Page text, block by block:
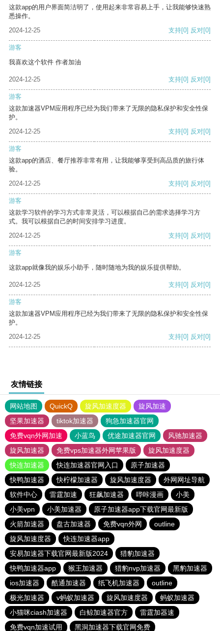
这款app的用户界面简洁明了，使用起来非常容易上手，让我能够快速熟
悉操作。
2024-12-25
支持[0] 反对[0]
游客
我喜欢这个软件 作者加油
2024-12-25 支持[0] 反对[0]
游客
这款加速器VPM应用程序已经为我们带来了无限的隐私保护和安全性保
护。
2024-12-25
支持[0] 反对[0]
游客
这款app的酒店、餐厅推荐非常有用，让我能够享受到高品质的旅行体
验。
2024-12-25
支持[0] 反对[0]
游客
这款学习软件的学习方式非常灵活，可以根据自己的需求选择学习方
式。我可以根据自己的时间安排学习进度。
2024-12-25
支持[0] 反对[0]
游客
这款app就像我的娱乐小助手，随时随地为我的娱乐提供帮助。
2024-12-25 支持[0] 反对[0]
游客
这款加速器VPM应用程序已经为我们带来了无限的隐私保护和安全性保
护。
2024-12-25
支持[0] 反对[0]
友情链接
网站地图 QuickQ 旋风加速度器
旋风加速
坚果加速器
tiktok加速器
狗急加速器官网
免费vqn外网加速
小蓝鸟 优途加速器官网
风驰加速器
旋风加速器
免费vps加速器外网苹果版
旋风加速度器
快连加速器
快连加速器官网入口
原子加速器
快鸭加速器
快柠檬加速器 旋风加速度器
外网网址导航
软件中心
雷霆加速 狂飙加速器 哔咔漫画
小美
小美vpn
小美加速器
原子加速器app下载官网最新版
火箭加速器
盘古加速器 免费vqn外网
outline
旋风加速度器
快连加速器app
安易加速器下载官网最新版2024
猎豹加速器
快鸭加速器app
猴王加速器 猎豹nvp加速器
黑豹加速器
ios加速器
酷通加速器 纸飞机加速器
outline
极光加速器
v蚂蚁加速器 旋风加速度器
蚂蚁加速器
小猫咪ciash加速器
白鲸加速器官方
雷霆加器速
免费vqn加速试用
黑洞加速器下载官网免费